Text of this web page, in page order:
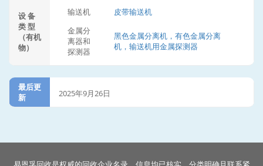
设 备
类 型
（有机
物）
输送机
皮带输送机
金属分
离器和
探测器
黑色金属分离机，有色金属分离
机，输送机用金属探测器
最后更
新
2025年9月26日